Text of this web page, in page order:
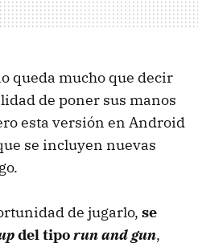
queda mucho que decir
de poner sus manos
esta versión en Android
se incluyen nuevas
de jugarlo, se
del tiporun and gun,